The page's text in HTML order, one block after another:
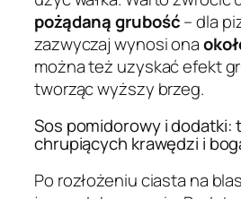
pożądaną grubość– dla
zazwyczaj wynosi ona
można też uzyskać efekt
tworząc wyższy brzeg.
Sos pomidorowy i dodatki:
chrupiących krawędzi i
Po rozłożeniu ciasta na